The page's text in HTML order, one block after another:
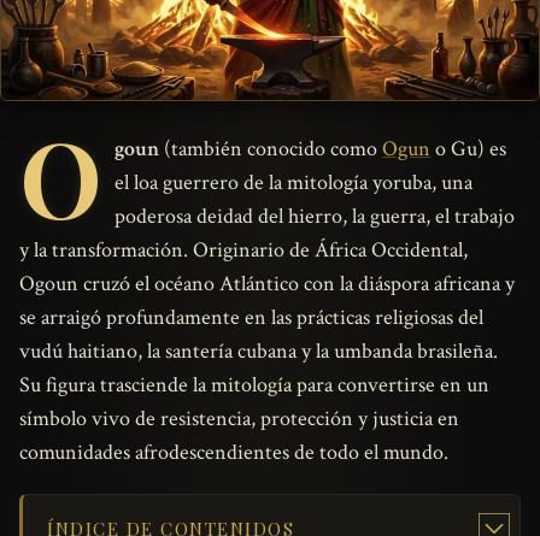
O goun (también conocido comoOgun o Gu) es
el loa guerrero de la mitología yoruba, una
poderosa deidad del hierro, la guerra, el trabajo
y la transformación. Originario de África Occidental,
Ogoun cruzó el océano Atlántico con la diáspora africana y
se arraigó profundamente en las prácticas religiosas del
vudú haitiano, la santería cubana y la umbanda brasileña.
Su figura trasciende la mitología para convertirse en un
símbolo vivo de resistencia, protección y justicia en
comunidades afrodescendientes de todo el mundo.
ÍNDICE DE CONTENIDOS